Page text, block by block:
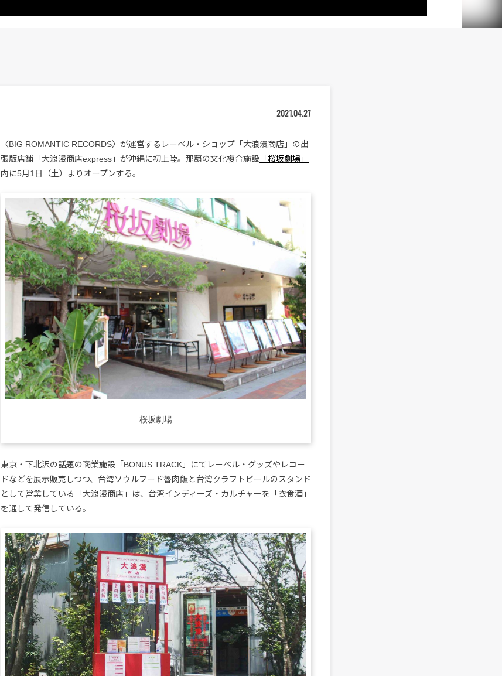
2021.04.27
〈BIG ROMANTIC RECORDS〉が運営するレーベル・ショップ「大浪漫商店」の出
張版店舗「大浪漫商店express」が沖縄に初上陸。那覇の文化複合施設 「桜坂劇場」
内に5月1日（土）よりオープンする。
桜坂劇場
東京・下北沢の話題の商業施設「BONUS TRACK」にてレーベル・グッズやレコー
ドなどを展示販売しつつ、台湾ソウルフード魯肉飯と台湾クラフトビールのスタンド
として営業している「大浪漫商店」は、台湾インディーズ・カルチャーを「衣食酒」
を通して発信している。